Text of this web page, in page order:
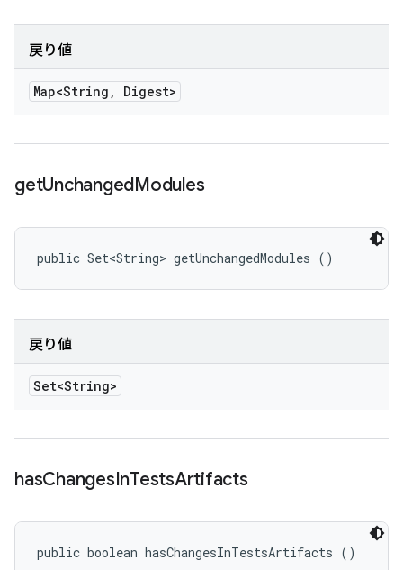
戻り値
Map<String , Digest>
getUnchangedModules
public Set<String> getUnchangedModules ()
戻り値
Set<String>
hasChangesInTestsArtifacts
public boolean hasChangesInTestsArtifacts ()